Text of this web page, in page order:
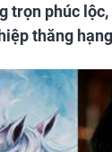
trọn phúc
thăng